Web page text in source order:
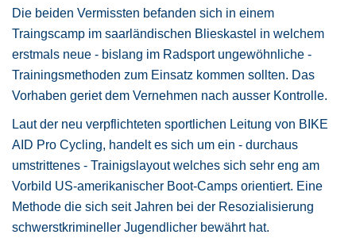
Die beiden Vermissten befanden sich in einem
Traingscamp im saarländischen Blieskastel in welchem
erstmals neue - bislang im Radsport ungewöhnliche -
Trainingsmethoden zum Einsatz kommen sollten. Das
Vorhaben geriet dem Vernehmen nach ausser Kontrolle.
Laut der neu verpflichteten sportlichen Leitung von BIKE
AID Pro Cycling, handelt es sich um ein - durchaus
umstrittenes - Trainigslayout welches sich sehr eng am
Vorbild US-amerikanischer Boot-Camps orientiert. Eine
Methode die sich seit Jahren bei der Resozialisierung
schwerstkrimineller Jugendlicher bewährt hat.